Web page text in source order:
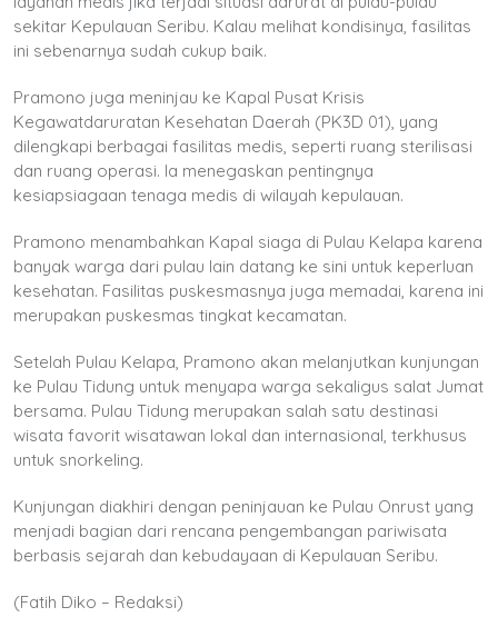
sekitar Kepulauan Seribu. Kalau melihat kondisinya, fasilitas
ini sebenarnya sudah cukup baik.
Pramono juga meninjau ke Kapal Pusat Krisis
Kegawatdaruratan Kesehatan Daerah (PK3D 01), yang
dilengkapi berbagai fasilitas medis, seperti ruang sterilisasi
dan ruang operasi. Ia menegaskan pentingnya
kesiapsiagaan tenaga medis di wilayah kepulauan.
Pramono menambahkan Kapal siaga di Pulau Kelapa karena
banyak warga dari pulau lain datang ke sini untuk keperluan
kesehatan. Fasilitas puskesmasnya juga memadai, karena ini
merupakan puskesmas tingkat kecamatan.
Setelah Pulau Kelapa, Pramono akan melanjutkan kunjungan
ke Pulau Tidung untuk menyapa warga sekaligus salat Jumat
bersama. Pulau Tidung merupakan salah satu destinasi
wisata favorit wisatawan lokal dan internasional, terkhusus
untuk snorkeling.
Kunjungan diakhiri dengan peninjauan ke Pulau Onrust yang
menjadi bagian dari rencana pengembangan pariwisata
berbasis sejarah dan kebudayaan di Kepulauan Seribu.
(Fatih Diko – Redaksi)